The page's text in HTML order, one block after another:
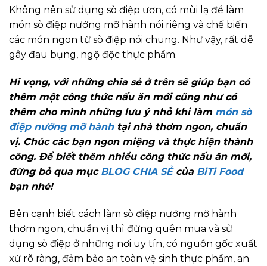
Không nên sử dụng sò điệp ươn, có mùi lạ để làm
món sò điệp nướng mỡ hành nói riêng và chế biến
các món ngon từ sò điệp nói chung. Như vậy, rất dễ
gây đau bụng, ngộ độc thực phẩm.
Hi vọng, với những chia sẻ ở trên sẽ giúp bạn có
thêm một công thức nấu ăn mới cũng như có
thêm cho mình những lưu ý nhỏ khi làm món sò
điệp nướng mỡ hànhtại nhà thơm ngon, chuẩn
vị. Chúc các bạn ngon miệng và thực hiện thành
công. Để biết thêm nhiều công thức nấu ăn mới,
đừng bỏ qua mục BLOG CHIA SẺcủa BiTi Food
bạn nhé!
Bên cạnh biết cách làm sò điệp nướng mỡ hành
thơm ngon, chuẩn vị thì đừng quên mua và sử
dụng sò điệp ở những nơi uy tín, có nguồn gốc xuất
xứ rõ ràng, đảm bảo an toàn vệ sinh thực phẩm, an